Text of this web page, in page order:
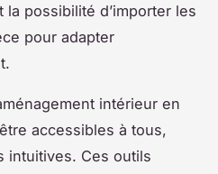
possibilité d’importer les
pour adapter
intérieur en
accessibles à tous,
intuitives. Ces outils